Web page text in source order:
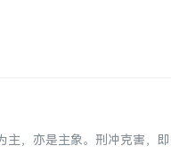
主，亦是主象。刑冲克害，